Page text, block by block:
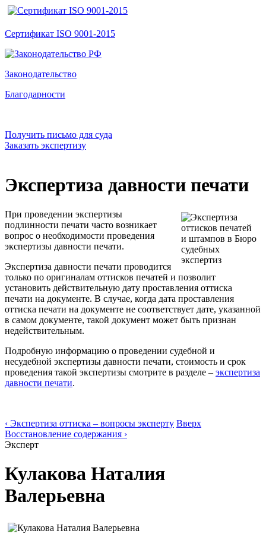
Сертификат ISO 9001-2015
Законодательство
Благодарности
Получить письмо для суда
Заказать экспертизу
Экспертиза давности печати
При проведении экспертизы
подлинности печати часто возникает
вопрос о необходимости проведения
экспертизы давности печати.
Экспертиза давности печати проводится
только по оригиналам оттисков печатей и позволит
установить действительную дату проставления оттиска
печати на документе. В случае, когда дата проставления
оттиска печати на документе не соответствует дате, указанной
в самом документе, такой документ может быть признан
недействительным.
Подробную информацию о проведении судебной и
несудебной экспертизы давности печати, стоимость и срок
проведения такой экспертизы смотрите в разделе – экспертиза
давности печати.
‹ Экспертиза оттиска – вопросы эксперту Вверх
Восстановление содержания ›
Эксперт
Кулакова Наталия
Валерьевна